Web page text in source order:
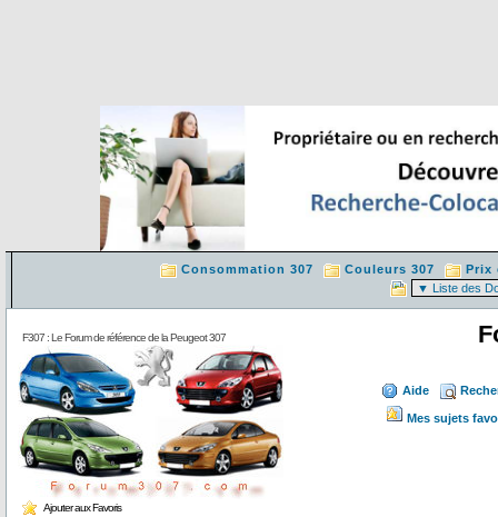
Consommation 307 Couleurs 307 Prix
F307 : Le Forum de référence de la Peugeot 307
Ajouter aux Favoris
Aide
Mes sujets